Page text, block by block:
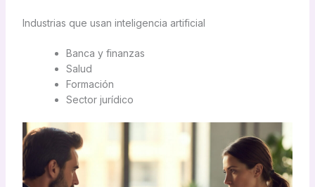
Industrias que usan inteligencia artificial
Banca y finanzas
Salud
Formación
Sector jurídico